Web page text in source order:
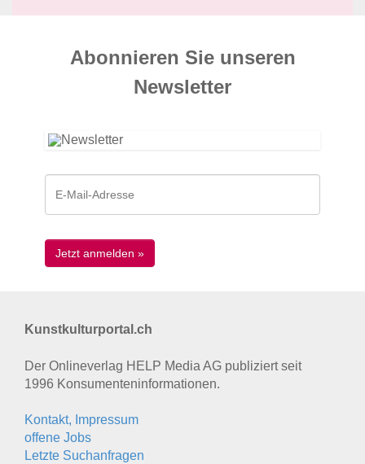
Abonnieren Sie unseren
News­letter
Kunstkulturportal.ch
Der Onlineverlag HELP Media AG publiziert seit
1996 Konsumenten­informationen.
Kontakt, Impressum
offene Jobs
Letzte Suchanfragen